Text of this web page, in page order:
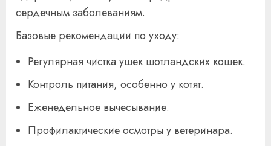
сердечным заболеваниям.
Базовые рекомендации по уходу:
Регулярная чистка ушек шотландских кошек.
Контроль питания, особенно у котят.
Еженедельное вычесывание.
Профилактические осмотры у ветеринара.